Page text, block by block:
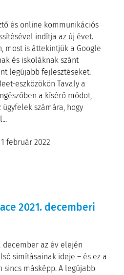
és online kommunikációs
indítja az új évet.
most is áttekintjük a Google
és iskoláknak szánt
legújabb fejlesztéseket.
eszközökön Tavaly a
a kísérő módot,
számára, hogy
1 február 2022
2021. decemberi
az év elején
simításainak ideje – és ez a
sincs másképp. A legújabb